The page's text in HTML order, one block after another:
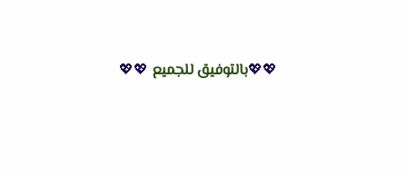
💖💖بالتوفيق للجميع 💖💖